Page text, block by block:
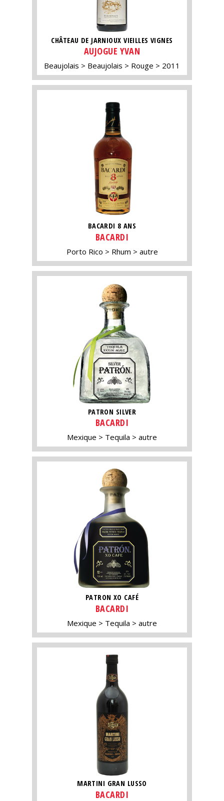
CHÂTEAU DE JARNIOUX VIEILLES VIGNES
AUJOGUE YVAN
Beaujolais Beaujolais Rouge 2011
BACARDI 8 ANS
BACARDI
Porto Rico Rhum autre
PATRON SILVER
BACARDI
Mexique Tequila autre
PATRON XO CAFÉ
BACARDI
Mexique Tequila autre
MARTINI GRAN LUSSO
BACARDI